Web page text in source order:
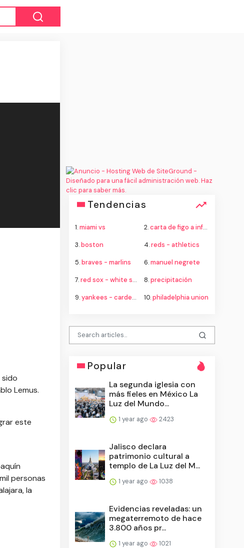
sido
Lemus.
este
personas
la
Tendencias
1.miami vs 2.carta de figo a infantino
3.boston 4.reds - athletics
5.braves - marlins 6.manuel negrete
7.red sox - white sox 8.precipitación
9.yankees - cardenales 10.philadelphia union
Popular
La segunda iglesia con
más fieles en México La
Luz del Mundo...
1 year ago 2423
Jalisco declara
patrimonio cultural a
templo de La Luz del M...
1 year ago 1038
Evidencias reveladas: un
megaterremoto de hace
3.800 años pr...
1 year ago 1021